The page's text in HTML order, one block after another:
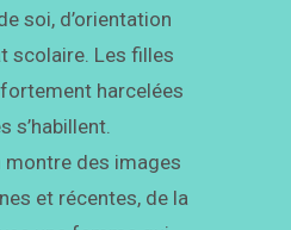
soi, d’orientation
scolaire. Les filles
harcelées
s’habillent.
montre des images
et récentes, de la